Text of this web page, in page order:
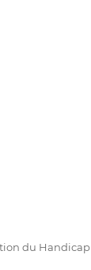
du Handicap